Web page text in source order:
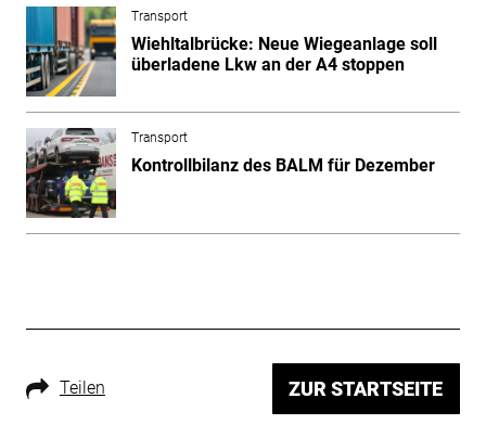
Transport
Wiehltalbrücke: Neue Wiegeanlage soll
überladene Lkw an der A4 stoppen
Transport
Kontrollbilanz des BALM für Dezember
Teilen ZUR STARTSEITE